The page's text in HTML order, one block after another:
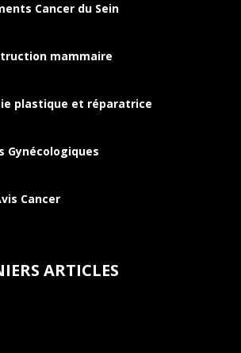
Cancer du Sein
mammaire
plastique et réparatrice
Gynécologiques
Cancer
ARTICLES